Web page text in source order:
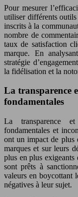
Pour mesurer
utiliser différents
inscrits à la
nombre de
taux de satisfaction
marque. En
stratégie
la fidélisation et la
La transparence
fondamentales
La transparence
fondamentales et
ont un impact de plus
marques et sur leurs
plus en plus exigeants
sont prêts à
valeurs en boycottant
négatives à leur sujet.